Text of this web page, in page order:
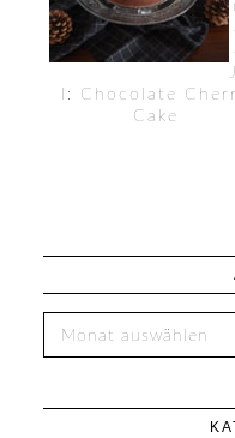
l: Chocolate
Cake